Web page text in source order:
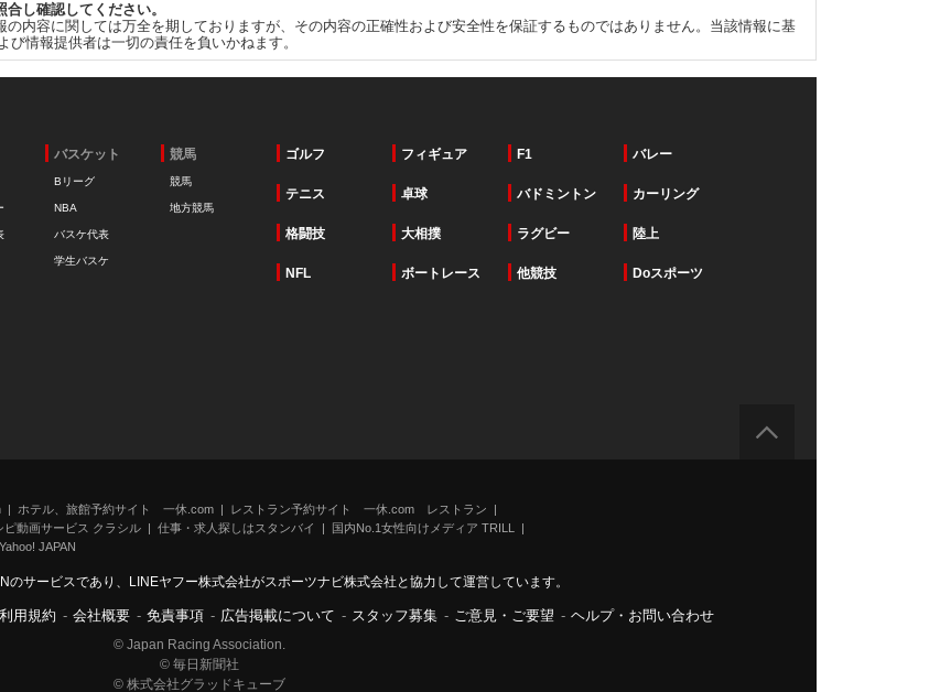
し確認してください。
内容に関しては万全を期しておりますが、その内容の正確性および安全性を保証するものではありません。当該情報に基
情報提供者は一切の責任を負いかねます。
バスケット
Bリーグ
NBA
バスケ代表
学生バスケ
競馬
競馬
地方競馬
ゴルフ フィギュア F1 バレー
テニス 卓球 バドミントン カーリング
格闘技 大相撲 ラグビー 陸上
NFL ボートレース 他競技 Doスポーツ
ホテル、旅館予約サイト 一休.com
レストラン予約サイト 一休.com レストラン
ピ動画サービス クラシル 仕事・求人探しはスタンバイ
国内No.1女性向けメディア TRILL
Yahoo! JAPAN
のサービスであり、LINEヤフー株式会社がスポーツナビ株式会社と協力して運営しています。
利用規約 - 会社概要 - 免責事項 - 広告掲載について - スタッフ募集 - ご意見・ご要望 - ヘルプ・お問い合わせ
© Japan Racing Association.
© 毎日新聞社
© 株式会社グラッドキューブ